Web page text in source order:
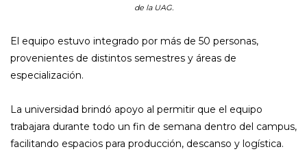
de la UAG.
El equipo estuvo integrado por más de 50 personas,
provenientes de distintos semestres y áreas de
especialización.
La universidad brindó apoyo al permitir que el equipo
trabajara durante todo un fin de semana dentro del campus,
facilitando espacios para producción, descanso y logística.